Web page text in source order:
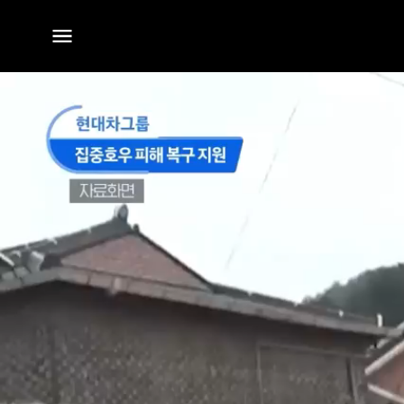
전체